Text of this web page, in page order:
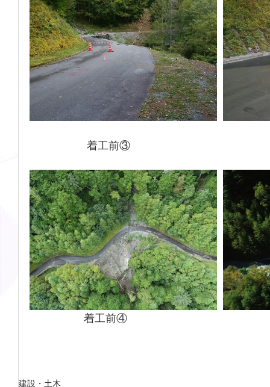
着工前③　　　　　　　　　　
着工前④　　　　　　　　　　　　　
建設・土木